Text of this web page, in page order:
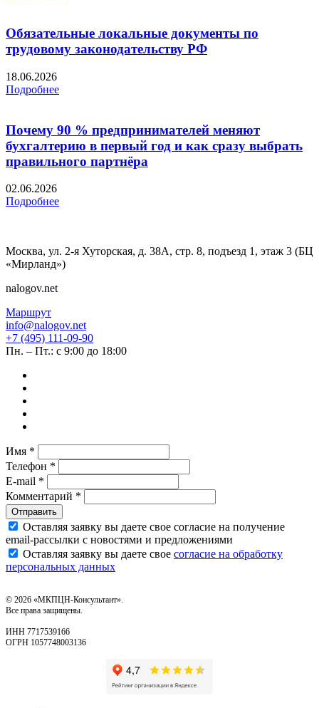
Обязательные локальные документы по
трудовому законодательству РФ
18.06.2026
Подробнее
Почему 90 % предпринимателей меняют
бухгалтерию в первый год и как сразу выбрать
правильного партнёра
02.06.2026
Подробнее
Москва, ул. 2-я Хуторская, д. 38А, стр. 8, подъезд 1, этаж 3 (БЦ
«Мирланд»)
nalogov.net
Маршрут
info@nalogov.net
+7 (495) 111-09-90
Пн. – Пт.: с 9:00 до 18:00
Имя *
Телефон *
E-mail *
Комментарий *
Отправить
Оставляя заявку вы даете свое согласие на получение
email‑рассылки с новостями и предложениями
Оставляя заявку вы даете свое согласие на обработку
персональных данных
© 2026 «МКПЦН-Консультант».
Все права защищены.
ИНН 7717539166
ОГРН 1057748003136